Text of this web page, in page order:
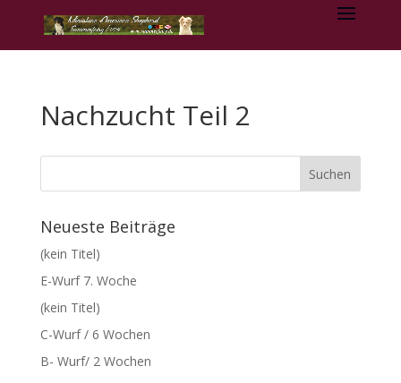
Nachzucht Teil 2
Neueste Beiträge
(kein Titel)
E-Wurf 7. Woche
(kein Titel)
C-Wurf / 6 Wochen
B- Wurf/ 2 Wochen